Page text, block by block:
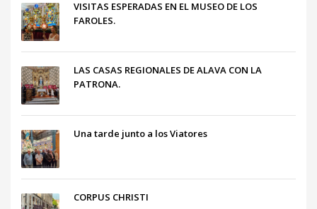
VISITAS ESPERADAS EN EL MUSEO DE LOS
FAROLES.
LAS CASAS REGIONALES DE ALAVA CON LA
PATRONA.
Una tarde junto a los Viatores
CORPUS CHRISTI